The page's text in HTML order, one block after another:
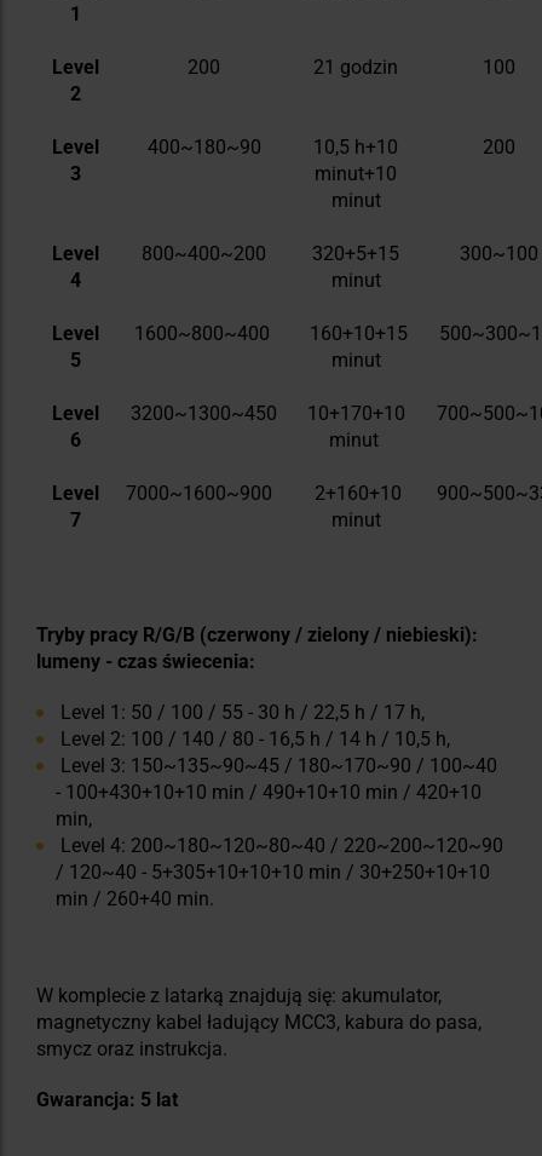
1
Level
2
200 21 godzin 100
Level
3
400~180~90
10,5 h+10
minut+10
minut
200
Level
4
800~400~200
320+5+15
minut
300~100
Level
5
1600~800~400
160+10+15
minut
Level
6
3200~1300~450
10+170+10
minut
Level
7
7000~1600~900
2+160+10
minut
Tryby pracy R/G/B (czerwony / zielony / niebieski):
lumeny - czas świecenia:
Level 1: 50 / 100 / 55 - 30 h / 22,5 h / 17 h,
Level 2: 100 / 140 / 80 - 16,5 h / 14 h / 10,5 h,
Level 3: 150~135~90~45 / 180~170~90 / 100~40
- 100+430+10+10 min / 490+10+10 min / 420+10
min,
Level 4: 200~180~120~80~40 / 220~200~120~90
/ 120~40 - 5+305+10+10+10 min / 30+250+10+10
min / 260+40 min.
W komplecie z latarką znajdują się: akumulator,
magnetyczny kabel ładujący MCC3, kabura do pasa,
smycz oraz instrukcja.
Gwarancja: 5 lat